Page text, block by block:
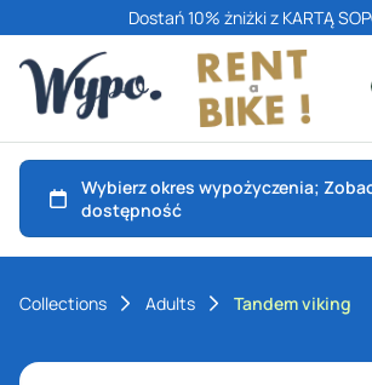
Dostań 10% żniżki z KARTĄ
Collections Adults Tandem viking